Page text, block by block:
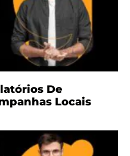
De
Locais